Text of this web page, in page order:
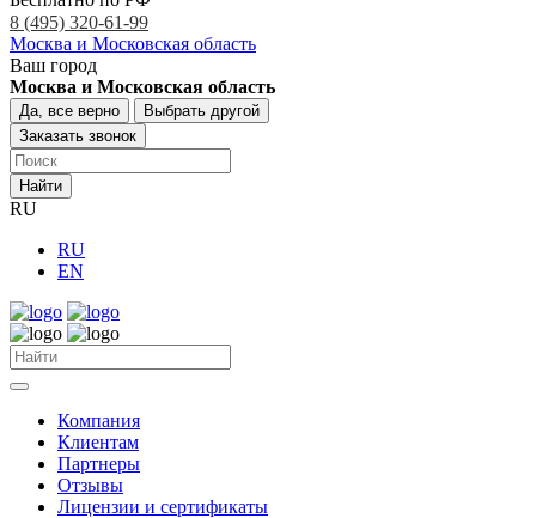
8 (495) 320-61-99
Москва и Московская область
Ваш город
Москва и Московская область
Да, все верно
Выбрать другой
Заказать звонок
Найти
RU
RU
EN
Компания
Клиентам
Партнеры
Отзывы
Лицензии и сертификаты